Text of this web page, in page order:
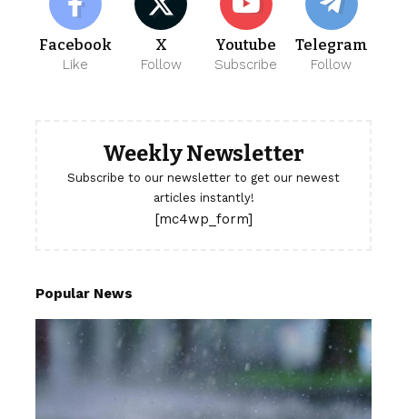
Facebook
Like
X
Follow
Youtube
Subscribe
Telegram
Follow
Weekly Newsletter
Subscribe to our newsletter to get our newest
articles instantly!
[mc4wp_form]
Popular News